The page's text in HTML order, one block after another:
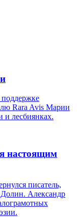
Rara Avis Марии
и лесбиянках.
настоящим
писатель,
Александр